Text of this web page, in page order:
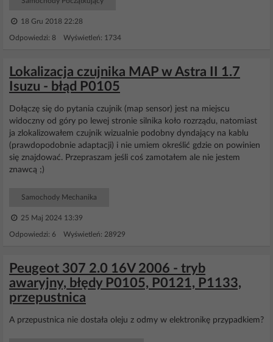
18 Gru 2018 22:28
Odpowiedzi: 8 Wyświetleń: 1734
Lokalizacja czujnika MAP w Astra II 1.7
Isuzu - błąd P0105
Dołączę się do pytania czujnik (map sensor) jest na miejscu
widoczny od góry po lewej stronie silnika koło rozrządu, natomiast
ja zlokalizowałem czujnik wizualnie podobny dyndający na kablu
(prawdopodobnie adaptacji) i nie umiem określić gdzie on powinien
się znajdować. Przepraszam jeśli coś zamotałem ale nie jestem
znawcą ;)
Samochody Mechanika
25 Maj 2024 13:39
Odpowiedzi: 6 Wyświetleń: 28929
Peugeot 307 2.0 16V 2006 - tryb
awaryjny, błędy P0105, P0121, P1133,
przepustnica
A przepustnica nie dostała oleju z odmy w elektronikę przypadkiem?